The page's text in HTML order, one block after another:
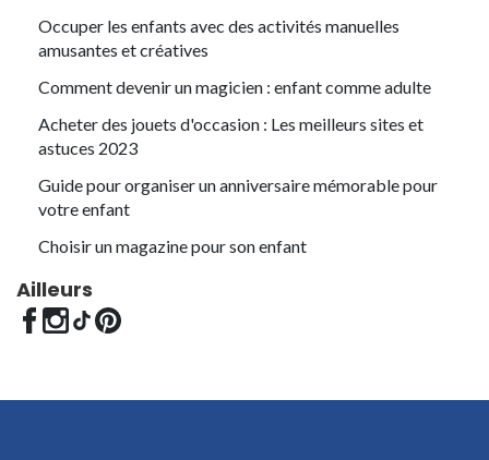
Occuper les enfants avec des activités manuelles
amusantes et créatives
Comment devenir un magicien : enfant comme adulte
Acheter des jouets d'occasion : Les meilleurs sites et
astuces 2023
Guide pour organiser un anniversaire mémorable pour
votre enfant
Choisir un magazine pour son enfant
Ailleurs